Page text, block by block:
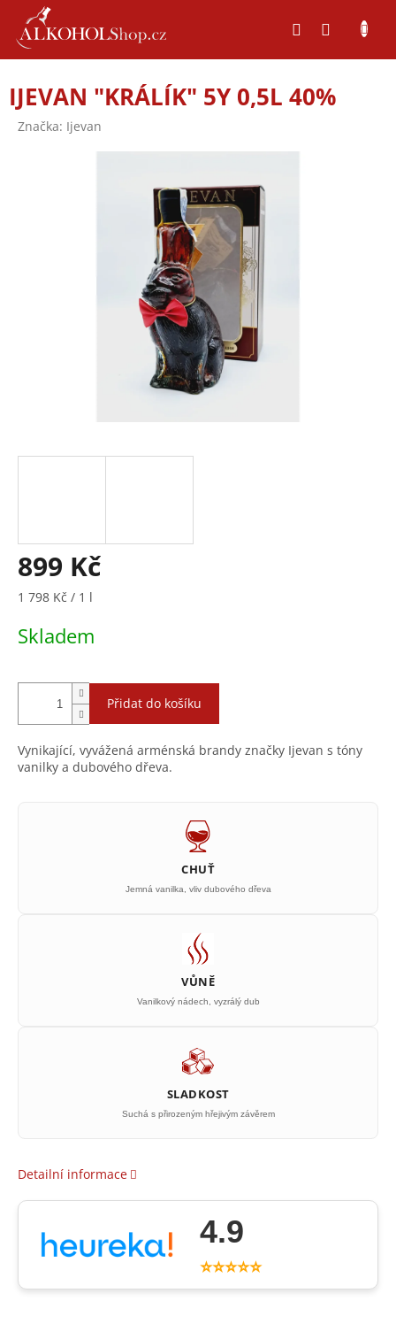
obsah
IJEVAN "KRÁLÍK" 5Y 0,5L 40%
Značka: Ijevan
899 Kč
Měrná
1 798 Kč / 1 l
Skladem
Přidat do košíku
Vynikající, vyvážená arménská brandy značky Ijevan s tóny
vanilky a dubového dřeva.
CHUŤ
Jemná vanilka, vliv dubového dřeva
VŮNĚ
Vanilkový nádech, vyzrálý dub
SLADKOST
Suchá s přirozeným hřejivým závěrem
Detailní informace
4.9
⭐⭐⭐⭐⭐